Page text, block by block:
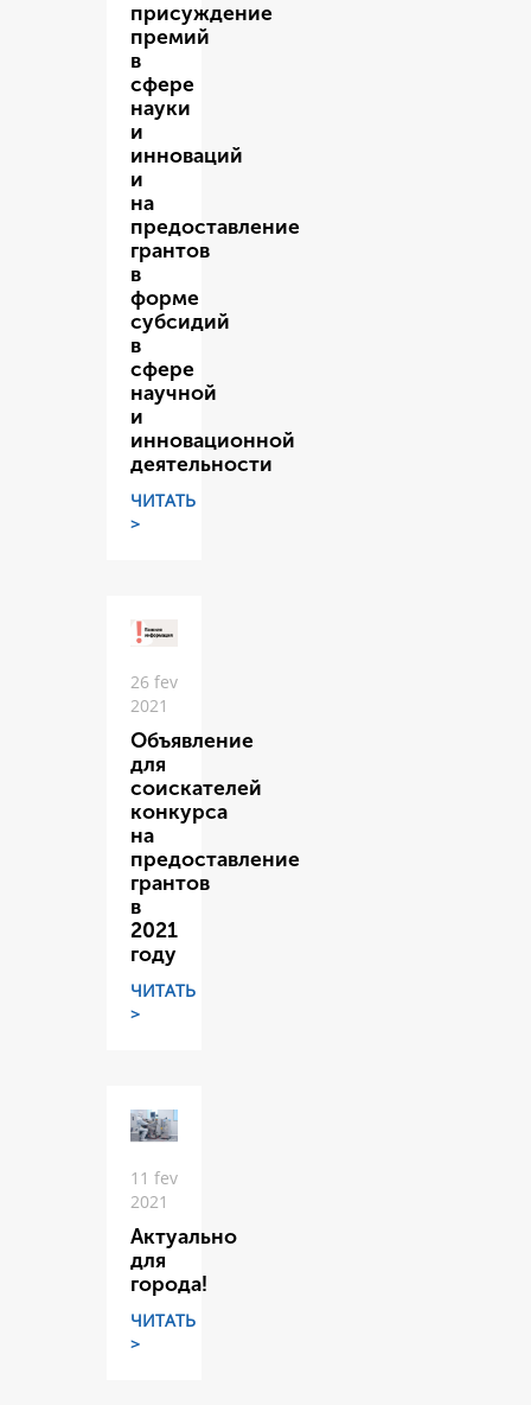
присуждение
премий
в
сфере
науки
и
инноваций
и
на
предоставление
грантов
в
форме
субсидий
в
сфере
научной
и
инновационной
деятельности
ЧИТАТЬ
>
26 fev
2021
Объявление
для
соискателей
конкурса
на
предоставление
грантов
в
2021
году
ЧИТАТЬ
>
11 fev
2021
Актуально
для
города!
ЧИТАТЬ
>